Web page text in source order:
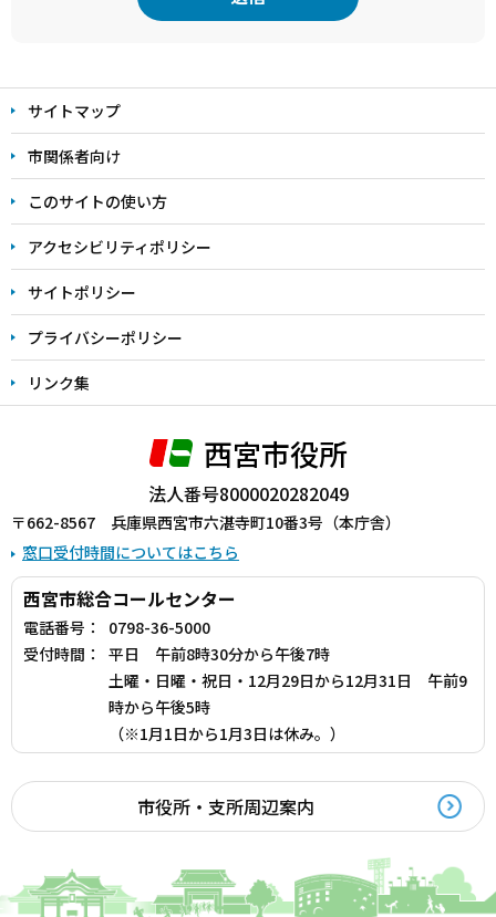
文
こ
こ
ま
で
サイトマップ
市関係者向け
このサイトの使い方
アクセシビリティポリシー
サイトポリシー
プライバシーポリシー
リンク集
西宮市役所
法人番号8000020282049
〒662-8567 兵庫県西宮市六湛寺町10番3号（本庁舎）
窓口受付時間についてはこちら
西宮市総合コールセンター
電話番号：
0798-36-5000
受付時間：
平日 午前8時30分から午後7時
土曜・日曜・祝日・12月29日から12月31日 午前9
時から午後5時
（※1月1日から1月3日は休み。）
市役所・支所周辺案内